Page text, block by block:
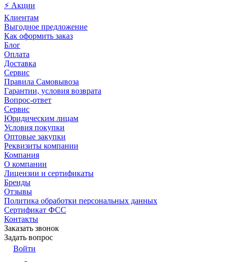
⚡ Акции
Клиентам
Выгодное предложение
Как оформить заказ
Блог
Оплата
Доставка
Сервис
Правила Самовывоза
Гарантии, условия возврата
Вопрос-ответ
Сервис
Юридическим лицам
Условия покупки
Оптовые закупки
Реквизиты компании
Компания
О компании
Лицензии и сертификаты
Бренды
Отзывы
Политика обработки персональных данных
Сертификат ФСС
Контакты
Заказать звонок
Задать вопрос
Войти